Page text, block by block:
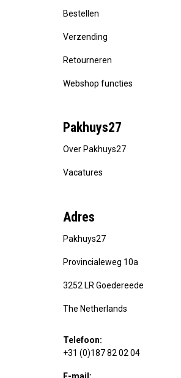
Bestellen
Verzending
Retourneren
Webshop functies
Pakhuys27
Over Pakhuys27
Vacatures
Adres
Pakhuys27
Provincialeweg 10a
3252 LR Goedereede
The Netherlands
Telefoon:
+31 (0)187 82 02 04